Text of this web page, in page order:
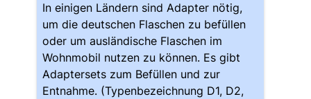
In einigen Ländern sind Adapter nötig,
um die deutschen Flaschen zu befüllen
oder um ausländische Flaschen im
Wohnmobil nutzen zu können. Es gibt
Adaptersets zum Befüllen und zur
Entnahme. (Typenbezeichnung D1, D2,